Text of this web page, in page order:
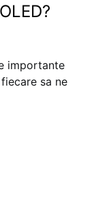
importante
sa ne